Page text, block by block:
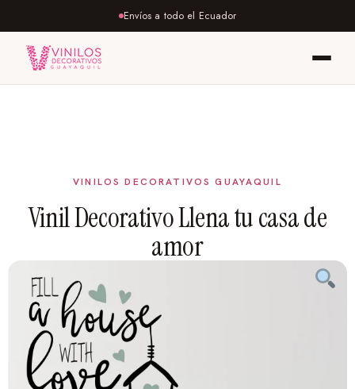
Envíos a todo el Ecuador
Vinil Decorativo Llena tu casa de
amor